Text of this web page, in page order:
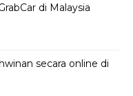
di Malaysia
secara online di